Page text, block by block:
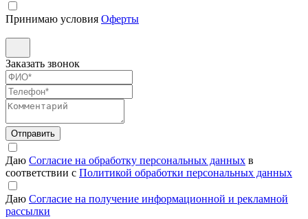
Принимаю условия Оферты
Заказать звонок
Отправить
Даю Согласие на обработку персональных данных в
соответствии с Политикой обработки персональных данных
Даю Согласие на получение информационной и рекламной
рассылки